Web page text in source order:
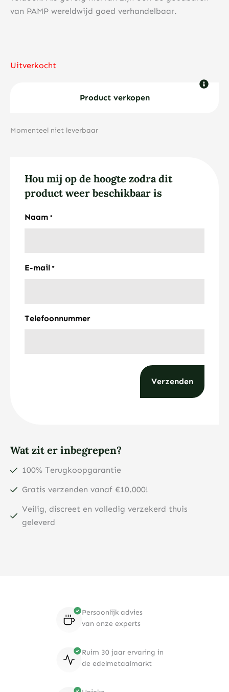
van PAMP wereldwijd goed verhandelbaar.
Uitverkocht
Product verkopen
Momenteel niet leverbaar
Hou mij op de hoogte zodra dit
product weer beschikbaar is
Naam *
E-mail *
Telefoonnummer
Wat zit er inbegrepen?
100% Terugkoopgarantie
Gratis verzenden vanaf €10.000!
Veilig, discreet en volledig verzekerd thuis
geleverd
Persoonlijk advies
van onze experts
Ruim 30 jaar ervaring in
de edelmetaalmarkt